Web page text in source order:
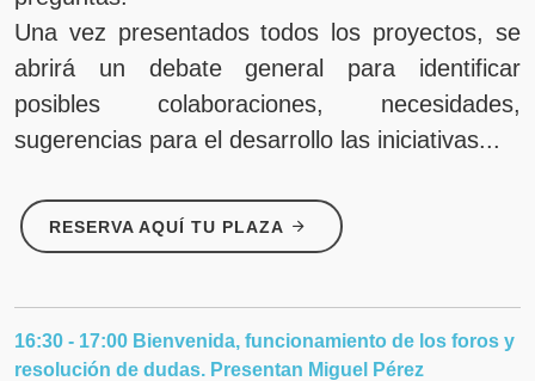
Una vez presentados todos los proyectos, se
abrirá un debate general para identificar
posibles colaboraciones, necesidades,
sugerencias para el desarrollo las iniciativas...
RESERVA AQUÍ TU PLAZA
16:30 - 17:00 Bienvenida, funcionamiento de los foros y
resolución de dudas. Presentan Miguel Pérez